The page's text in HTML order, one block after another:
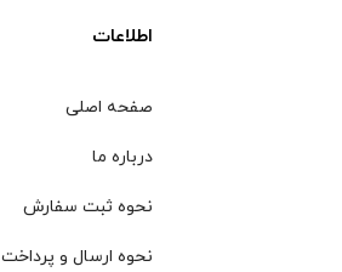
اطلاعات
صفحه اصلی
درباره ما
نحوه ثبت سفارش
نحوه ارسال و پرداخت